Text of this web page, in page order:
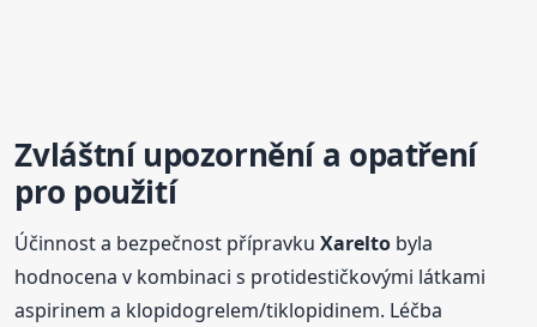
Zvláštní upozornění a opatření
pro použití
Účinnost a bezpečnost přípravkuXarelto byla
hodnocena v kombinaci s protidestičkovými látkami
aspirinem a klopidogrelem/tiklopidinem. Léčba